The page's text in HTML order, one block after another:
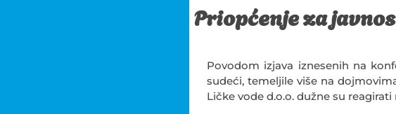
Priopćenje za
Povodom izjava iznesenih na
sudeći, temeljile više na
Ličke vode d.o.o. dužne su